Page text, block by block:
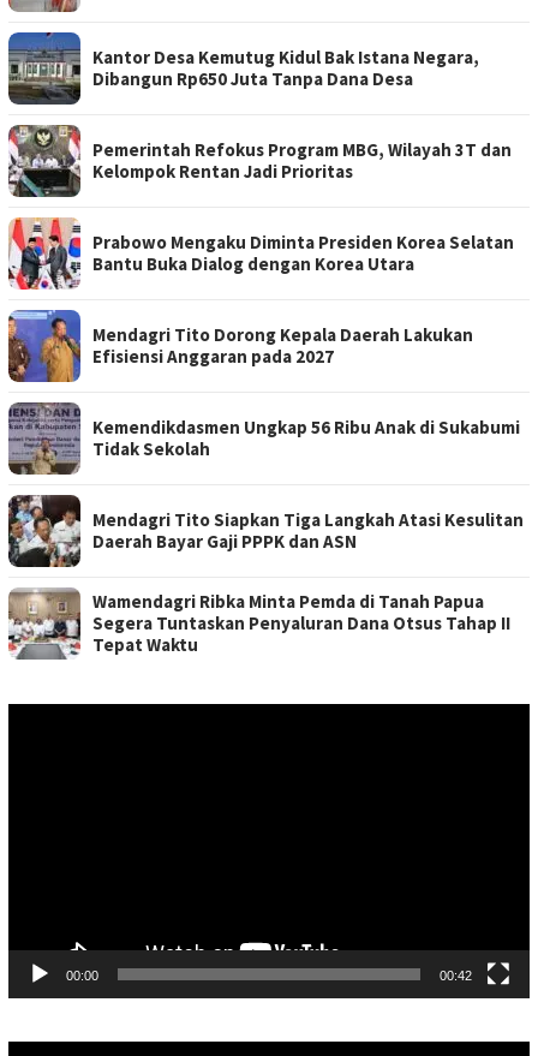
Kantor Desa Kemutug Kidul Bak Istana Negara,
Dibangun Rp650 Juta Tanpa Dana Desa
Pemerintah Refokus Program MBG, Wilayah 3T dan
Kelompok Rentan Jadi Prioritas
Prabowo Mengaku Diminta Presiden Korea Selatan
Bantu Buka Dialog dengan Korea Utara
Mendagri Tito Dorong Kepala Daerah Lakukan
Efisiensi Anggaran pada 2027
Kemendikdasmen Ungkap 56 Ribu Anak di Sukabumi
Tidak Sekolah
Mendagri Tito Siapkan Tiga Langkah Atasi Kesulitan
Daerah Bayar Gaji PPPK dan ASN
Wamendagri Ribka Minta Pemda di Tanah Papua
Segera Tuntaskan Penyaluran Dana Otsus Tahap II
Tepat Waktu
00:00 00:42